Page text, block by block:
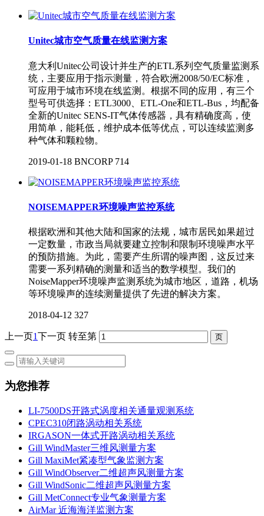
Unitec城市空气质量在线监测方案
意大利Unitec公司设计并生产的ETL系列空气质量监测系
统，主要应用于指示测量，符合欧洲2008/50/EC标准，
可应用于城市环境在线监测。根据不同的应用，有三个
型号可供选择：ETL3000、ETL-One和ETL-Bus，均配备
全新的Unitec SENS-IT气体传感器，具有精确度高，使
用简单，能耗低，维护成本低等优点，可以连续监测多
种气体和颗粒物。
2019-01-18 BNCORP 714
NOISEMAPPER环境噪声监控系统
根据欧洲和其他大陆和国家的法规，城市居民如果超过
一定数量，市政当局就要建立控制和限制环境噪声水平
的预防措施。为此，需要产生所谓的噪声图，这反过来
需要一系列精确的测量和适当的数学模型。我们的
NoiseMapper环境噪声监测系统为城市地区，道路，机场
等环境噪声的连续测量提供了先进的解决方案。
2018-04-12 327
上一页1下一页 转至第
为您推荐
LI-7500DS开路式涡度相关通量观测系统
CPEC310闭路涡动相关系统
IRGASON一体式开路涡动相关系统
Gill WindMaster三维风测量方案
Gill MaxiMet紧凑型气象监测方案
Gill WindObserver二维超声风测量方案
Gill WindSonic二维超声风测量方案
Gill MetConnect专业气象测量方案
AirMar 近海海洋监测方案